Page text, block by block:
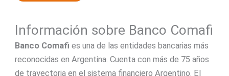
Información sobre Banco Comafi
Banco Comafi es una de las entidades bancarias más
reconocidas en Argentina. Cuenta con más de 75 años
de trayectoria en el sistema financiero Argentino. El